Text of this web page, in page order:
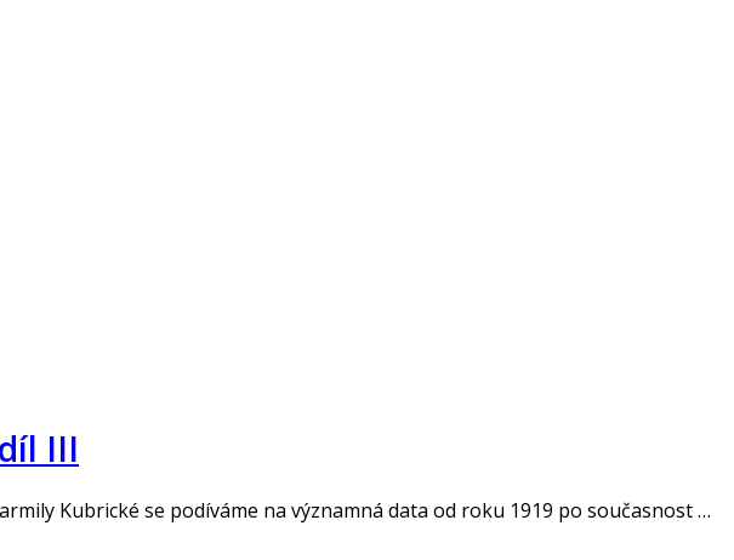
III
Kubrické se podíváme na významná data od roku 1919 po současnost …